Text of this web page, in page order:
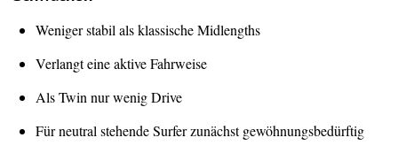
Weniger stabil als klassische Midlengths
Verlangt eine aktive Fahrweise
Als Twin nur wenig Drive
Für neutral stehende Surfer zunächst gewöhnungsbedürftig